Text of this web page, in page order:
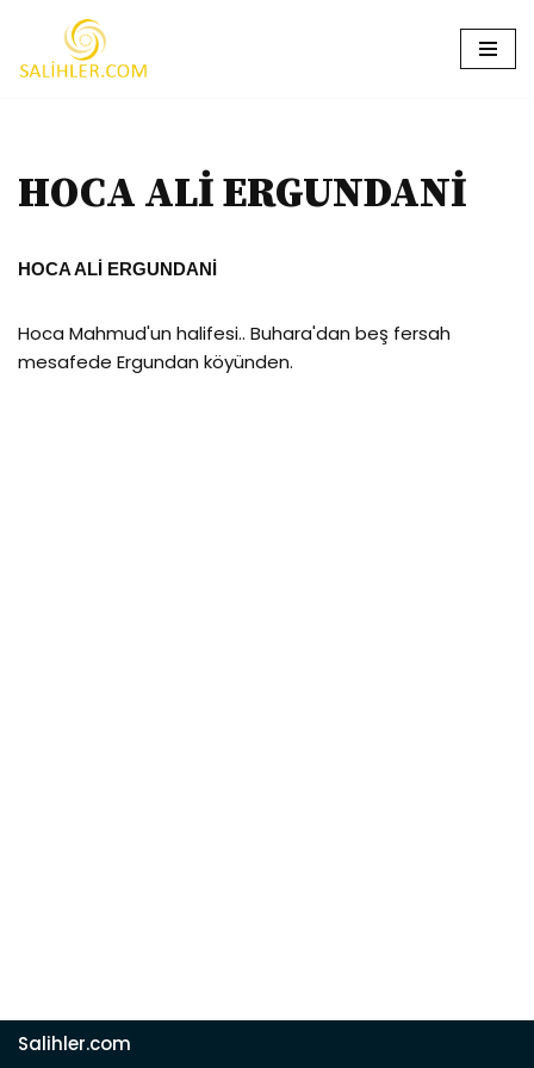
İçeriğe
HOCA ALİ ERGUNDANİ
HOCA ALİ ERGUNDANİ
Hoca Mahmud'un halifesi.. Buhara'dan beş fersah
mesafede Ergundan köyünden.
Salihler.com